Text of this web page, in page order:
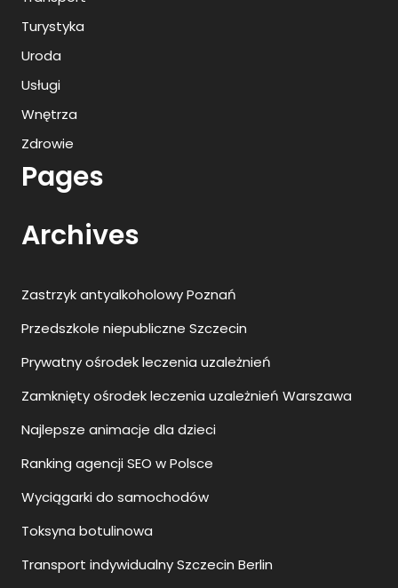
Turystyka
Uroda
Usługi
Wnętrza
Zdrowie
Pages
Archives
Zastrzyk antyalkoholowy Poznań
Przedszkole niepubliczne Szczecin
Prywatny ośrodek leczenia uzależnień
Zamknięty ośrodek leczenia uzależnień Warszawa
Najlepsze animacje dla dzieci
Ranking agencji SEO w Polsce
Wyciągarki do samochodów
Toksyna botulinowa
Transport indywidualny Szczecin Berlin